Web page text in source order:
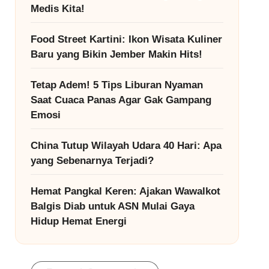
Medis Kita!
Food Street Kartini: Ikon Wisata Kuliner
Baru yang Bikin Jember Makin Hits!
Tetap Adem! 5 Tips Liburan Nyaman
Saat Cuaca Panas Agar Gak Gampang
Emosi
China Tutup Wilayah Udara 40 Hari: Apa
yang Sebenarnya Terjadi?
Hemat Pangkal Keren: Ajakan Wawalkot
Balgis Diab untuk ASN Mulai Gaya
Hidup Hemat Energi